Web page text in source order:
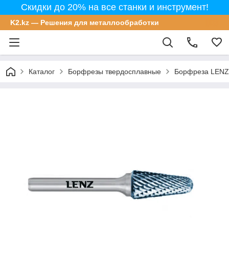
Скидки до 20% на все станки и инструмент!
K2.kz — Решения для металлообработки
Каталог Борфрезы твердосплавные Борфреза